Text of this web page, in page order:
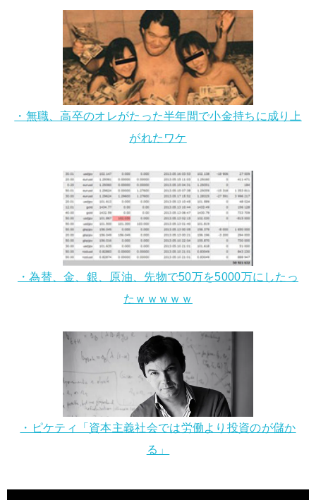
・無職、高卒のオレがたった半年間で小金持ちに成り上
がれたワケ
・為替、金、銀、原油、先物で50万を5000万にしたっ
たｗｗｗｗｗ
・ピケティ「資本主義社会では労働より投資のが儲か
る」